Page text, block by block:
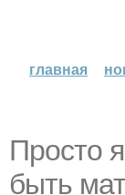
главная
Просто
быть